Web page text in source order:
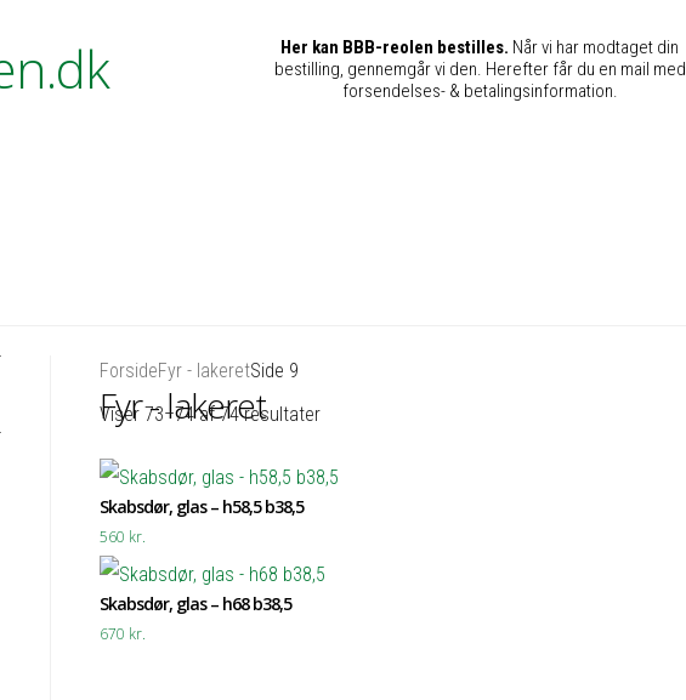
Her kan BBB-reolen bestilles. Når vi har modtaget din
bestilling, gennemgår vi den. Herefter får du en mail med
forsendelses- & betalingsinformation.
ForsideFyr - lakeretSide 9
Fyr - lakeret
Viser 73–74 af 74 resultater
Skabsdør, glas – h58,5 b38,5
560 kr.
Skabsdør, glas – h68 b38,5
670 kr.